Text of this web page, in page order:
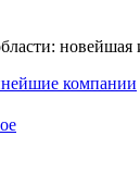
новейшая
компании